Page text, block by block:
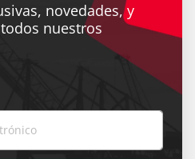
novedades, y
nuestros